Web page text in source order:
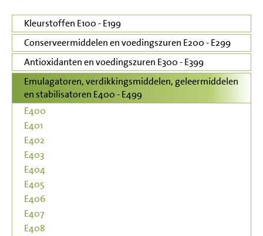
Kleurstoffen E100 - E199
Conserveermiddelen en voedingszuren E200 - E299
Antioxidanten en voedingszuren E300 - E399
Emulagatoren, verdikkingsmiddelen, geleermiddelen
en stabilisatoren E400 - E499
E400
E401
E402
E403
E404
E405
E406
E407
E408